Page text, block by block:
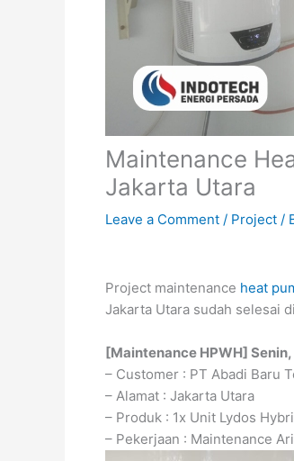
Maintenance
Jakarta Utara
Leave a Comment / Project /
Project maintenance heat
Jakarta Utara sudah selesai
[Maintenance HPWH]
– Customer : PT Abadi Baru
– Alamat : Jakarta Utara
– Produk : 1x Unit Lydos
– Pekerjaan : Maintenance